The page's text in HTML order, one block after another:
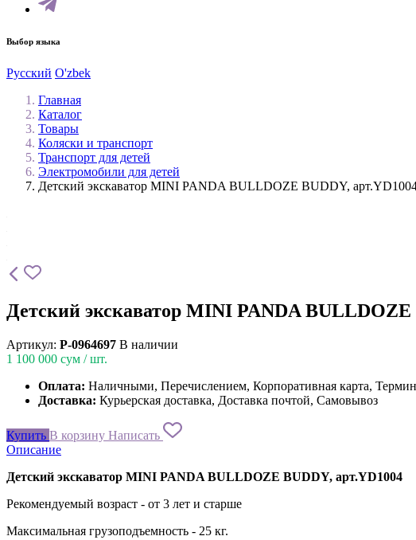
Выбор языка
Русский O'zbek
Главная
Каталог
Товары
Коляски и транспорт
Транспорт для детей
Электромобили для детей
Детский экскаватор MINI PANDA BULLDOZE BUDDY,
Детский экскаватор MINI PANDA BULLDOZE
Артикул: P-0964697 В наличии
1 100 000 сум / шт.
Оплата: Наличными, Перечислением, Корпоративная карта,
Доставка: Курьерская доставка, Доставка почтой, Самовывоз
Купить В корзину Написать
Описание
Детский экскаватор MINI PANDA BULLDOZE BUDDY, арт.YD1004
Рекомендуемый возраст - от 3 лет и старше
Максимальная грузоподъемность - 25 кг.